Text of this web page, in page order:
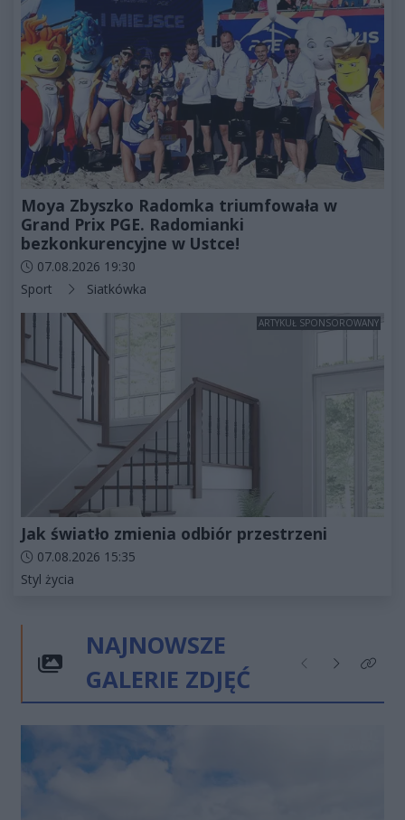
Moya Zbyszko Radomka triumfowała w
Grand Prix PGE. Radomianki
bezkonkurencyjne w Ustce!
Data dodania artykułu:
07.08.2026 19:30
Kategorie artykułu:
Sport Siatkówka
ARTYKUŁ SPONSOROWANY
Jak światło zmienia odbiór przestrzeni
Data dodania artykułu:
07.08.2026 15:35
Kategorie artykułu:
Styl życia
NAJNOWSZE
GALERIE ZDJĘĆ
Poprzednie
NastępneKliknij